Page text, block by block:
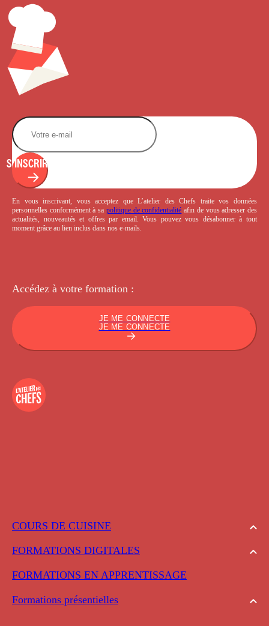
COURS DE CUISINE
FORMATIONS DIGITALES
FORMATIONS EN APPRENTISSAGE
Formations présentielles
S'INSCRIRE
En vous inscrivant, vous acceptez que L’atelier des Chefs traite vos données
personnelles conformément à sa politique de confidentialité afin de vous adresser des
actualités, nouveautés et offres par email. Vous pouvez vous désabonner à tout
moment grâce au lien inclus dans nos e-mails.
Accédez à votre formation :
JE ME CONNECTE
JE ME CONNECTE